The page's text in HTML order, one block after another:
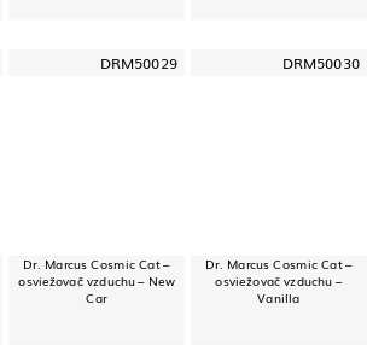
DRM50029
Dr. Marcus Cosmic Cat –
osviežovač vzduchu – New
Car
DRM50030
Dr. Marcus Cosmic Cat –
osviežovač vzduchu –
Vanilla